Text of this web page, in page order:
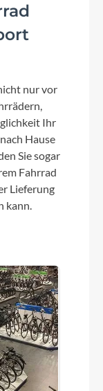
95Nm
nur vor
Ihr
Hause
Sie sogar
Fahrrad
Lieferung
kann.